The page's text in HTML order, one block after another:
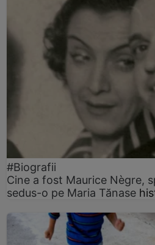
#Biografii
Cine a fost Maurice Nègre,
sedus-o pe Maria Tănase